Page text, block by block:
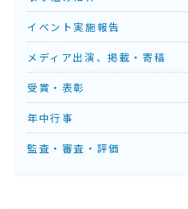
イベント実施報告
メディア出演、掲載・寄稿
受賞・表彰
年中行事
監査・審査・評価